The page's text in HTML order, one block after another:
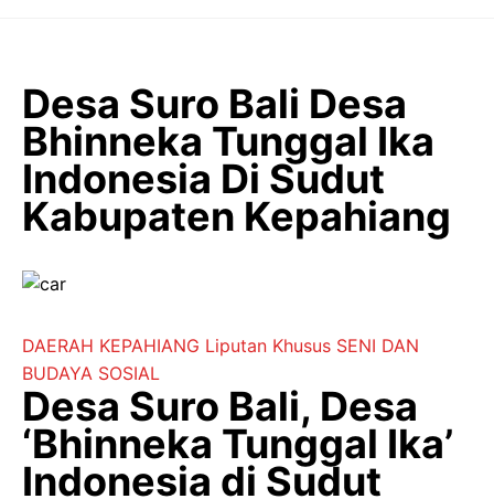
Desa Suro Bali Desa
Bhinneka Tunggal Ika
Indonesia Di Sudut
Kabupaten Kepahiang
DAERAH KEPAHIANG Liputan Khusus SENI DAN
BUDAYA SOSIAL
Desa Suro Bali, Desa
‘Bhinneka Tunggal Ika’
Indonesia di Sudut